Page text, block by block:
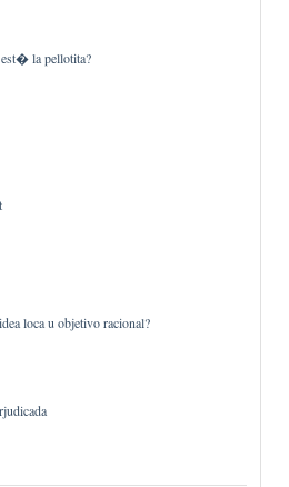
la pellotita?
loca u objetivo racional?